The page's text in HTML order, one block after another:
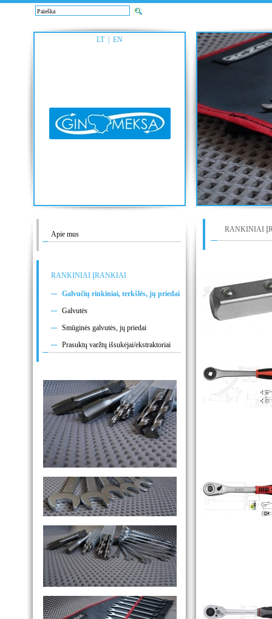
LT| EN
Apie mus
RANKINIAI ĮRANKIAI
Galvučių rinkiniai, terkšlės, jų priedai
Galvutės
Smūginės galvutės, jų priedai
Prasuktų varžtų išsukėjai/ekstraktoriai
RANKINIAI